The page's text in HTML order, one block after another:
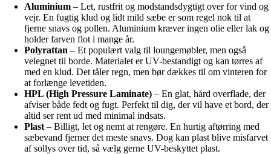
Aluminium – Let, rustfrit og modstandsdygtigt over for vind og
vejr. En fugtig klud og lidt mild sæbe er som regel nok til at
fjerne snavs og pollen. Aluminium kræver ingen olie eller lak og
holder farven flot i mange år.
Polyrattan – Et populært valg til loungemøbler, men også
velegnet til borde. Materialet er UV-bestandigt og kan tørres af
med en klud. Det tåler regn, men bør dækkes til om vinteren for
at forlænge levetiden.
HPL (High Pressure Laminate) – En glat, hård overflade, der
afviser både fedt og fugt. Perfekt til dig, der vil have et bord, der
altid ser rent ud med minimal indsats.
Plast – Billigt, let og nemt at rengøre. En hurtig aftørring med
sæbevand fjerner det meste snavs. Dog kan plast blive misfarvet
af sollys over tid, så vælg gerne UV-beskyttet plast.